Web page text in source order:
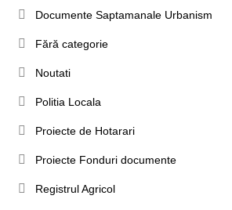
Documente Saptamanale Urbanism
Fără categorie
Noutati
Politia Locala
Proiecte de Hotarari
Proiecte Fonduri documente
Registrul Agricol